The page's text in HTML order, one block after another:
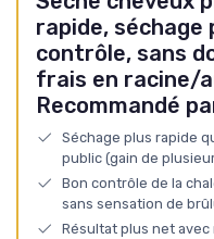
rapide, séchage
contrôle, sans
frais en racine/
Recommandé
Séchage plus rapide
public (gain de
Bon contrôle de la
sans sensation de
Résultat plus net